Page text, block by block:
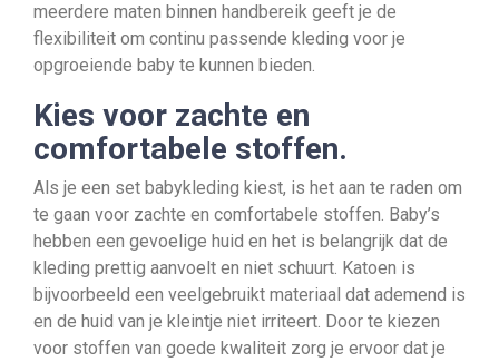
meerdere maten binnen handbereik geeft je de
flexibiliteit om continu passende kleding voor je
opgroeiende baby te kunnen bieden.
Kies voor zachte en
comfortabele stoffen.
Als je een set babykleding kiest, is het aan te raden om
te gaan voor zachte en comfortabele stoffen. Baby’s
hebben een gevoelige huid en het is belangrijk dat de
kleding prettig aanvoelt en niet schuurt. Katoen is
bijvoorbeeld een veelgebruikt materiaal dat ademend is
en de huid van je kleintje niet irriteert. Door te kiezen
voor stoffen van goede kwaliteit zorg je ervoor dat je